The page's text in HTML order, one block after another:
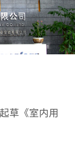
测与保护技术、
感烟探测技术、
系统抗干扰技术
利技术和专有技
十多年技术积累
践的结晶。
草《室内用
规程》 正式
产业